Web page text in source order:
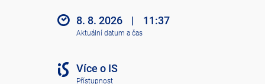
8. 8. 2026 | 11:37
Aktuální datum a čas
Více o IS
Přístupnost